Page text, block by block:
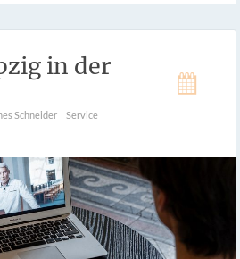
in der
Schneider
Service